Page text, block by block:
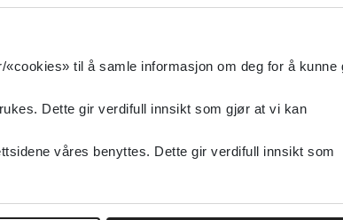
til å samle informasjon om deg for å kunne
Dette gir verdifull innsikt som gjør at vi kan
våres benyttes. Dette gir verdifull innsikt som